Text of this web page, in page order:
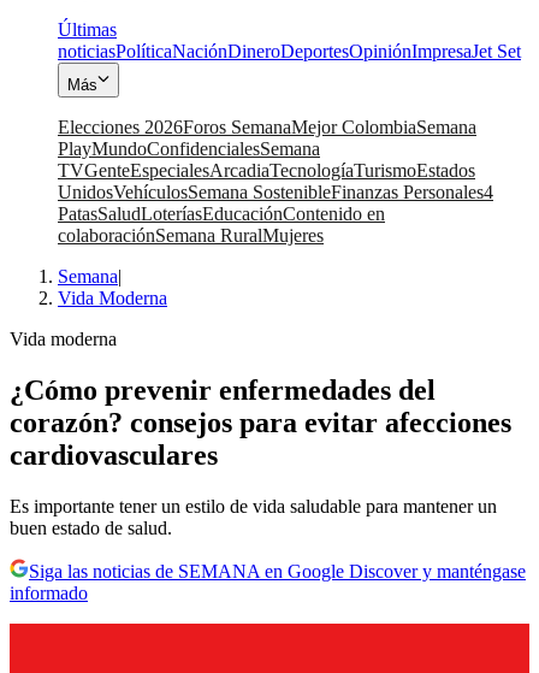
Últimas
noticiasPolíticaNaciónDineroDeportesOpiniónImpresaJet Set
Más
Elecciones 2026Foros SemanaMejor ColombiaSemana
PlayMundoConfidencialesSemana
TVGenteEspecialesArcadiaTecnologíaTurismoEstados
UnidosVehículosSemana SostenibleFinanzas Personales4
PatasSaludLoteríasEducaciónContenido en
colaboraciónSemana RuralMujeres
Semana|
Vida Moderna
Vida moderna
¿Cómo prevenir enfermedades del
corazón? consejos para evitar afecciones
cardiovasculares
Es importante tener un estilo de vida saludable para mantener un
buen estado de salud.
Siga las noticias de SEMANA en Google Discover y manténgase
informado